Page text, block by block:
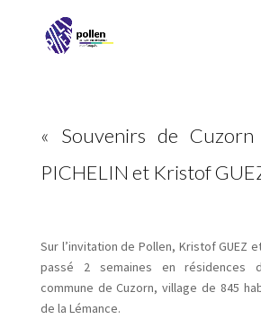
« Souvenirs de
PICHELIN et Kristof
Sur l’invitation de Pollen, Kristof GUEZ
passé 2 semaines en résidences
commune de Cuzorn, village de 845
de la Lémance.